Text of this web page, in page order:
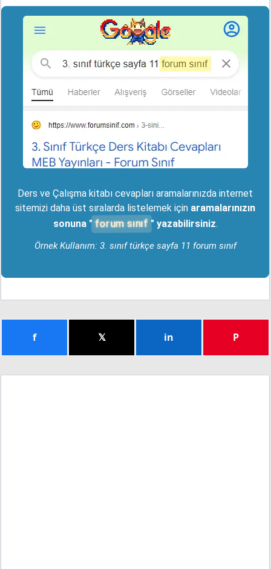
Ders ve Çalışma kitabı cevapları aramalarınızda internet
sitemizi daha üst sıralarda listelemek için aramalarınızın
sonuna " forum sınıf " yazabilirsiniz.
Örnek Kullanım: 3. sınıf türkçe sayfa 11 forum sınıf
f 𝕏 in P